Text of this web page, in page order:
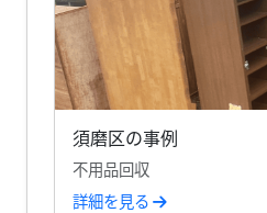
須磨区の事例
不用品回収
詳細を見る